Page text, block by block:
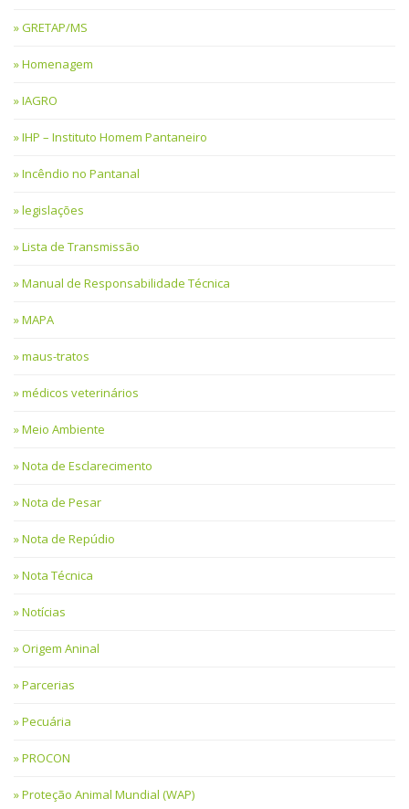
GRETAP/MS
Homenagem
IAGRO
IHP – Instituto Homem Pantaneiro
Incêndio no Pantanal
legislações
Lista de Transmissão
Manual de Responsabilidade Técnica
MAPA
maus-tratos
médicos veterinários
Meio Ambiente
Nota de Esclarecimento
Nota de Pesar
Nota de Repúdio
Nota Técnica
Notícias
Origem Aninal
Parcerias
Pecuária
PROCON
Proteção Animal Mundial (WAP)